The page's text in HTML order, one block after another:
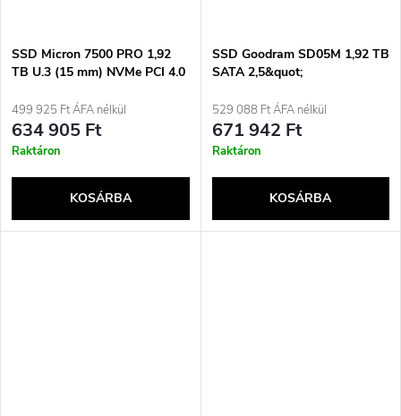
SSD Micron 7500 PRO 1,92
TB U.3 (15 mm) NVMe PCI 4.0
1BK1DABYYR (DWPD 1) TCG
499 925 Ft ÁFA nélkül
634 905 Ft
Raktáron
KOSÁRBA
SSD Goodram SD05M 1,92 TB
SATA 2,5&quot;
(DWPD akár 1 db)
529 088 Ft ÁFA nélkül
671 942 Ft
Raktáron
KOSÁRBA